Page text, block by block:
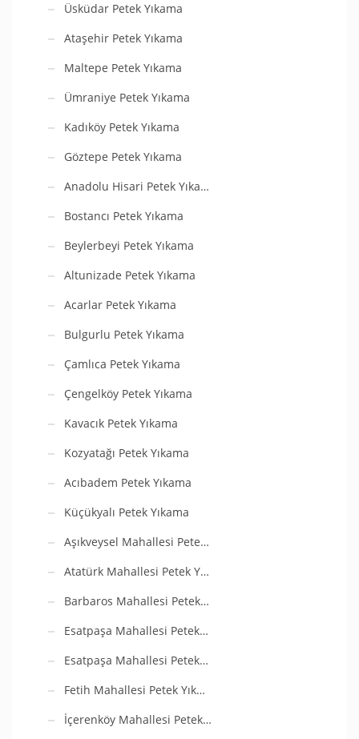
Üsküdar Petek Yıkama
Ataşehir Petek Yıkama
Maltepe Petek Yıkama
Ümraniye Petek Yıkama
Kadıköy Petek Yıkama
Göztepe Petek Yıkama
Anadolu Hisari Petek Yıka…
Bostancı Petek Yıkama
Beylerbeyi Petek Yıkama
Altunizade Petek Yıkama
Acarlar Petek Yıkama
Bulgurlu Petek Yıkama
Çamlıca Petek Yıkama
Çengelköy Petek Yıkama
Kavacık Petek Yıkama
Kozyatağı Petek Yıkama
Acıbadem Petek Yıkama
Küçükyalı Petek Yıkama
Aşıkveysel Mahallesi Pete…
Atatürk Mahallesi Petek Y…
Barbaros Mahallesi Petek…
Esatpaşa Mahallesi Petek…
Esatpaşa Mahallesi Petek…
Fetih Mahallesi Petek Yık…
İçerenköy Mahallesi Petek…